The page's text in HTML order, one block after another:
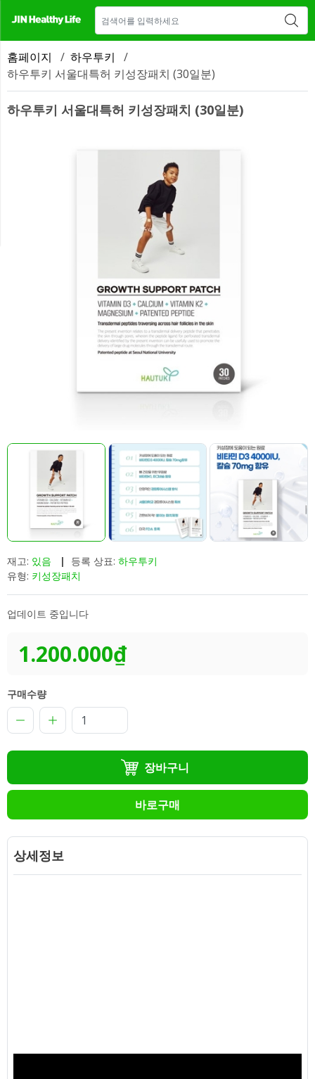
장 안내 새소식 CONTACT US
홈페이지 / 하우투키
/
하우투키 서울대특허 키성장패치 (30일분)
하우투키 서울대특허 키성장패치 (30일분)
재고: 있음 | 등록 상표: 하우투키
유형: 키성장패치
업데이트 중입니다
1.200.000₫
구매수량
장바구니
바로구매
상세정보